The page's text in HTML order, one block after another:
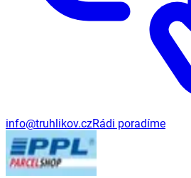
info@truhlikov.czRádi poradíme